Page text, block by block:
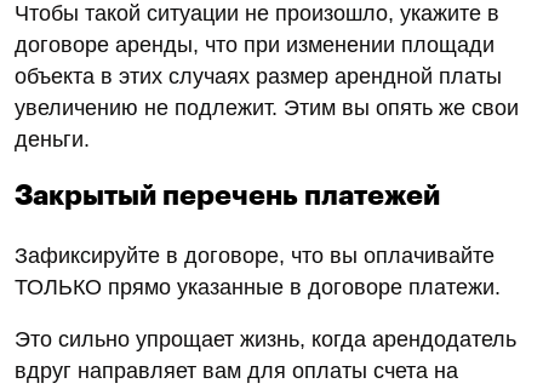
Чтобы такой ситуации не произошло, укажите в
договоре аренды, что при изменении площади
объекта в этих случаях размер арендной платы
увеличению не подлежит. Этим вы опять же свои
деньги.
Закрытый перечень платежей
Зафиксируйте в договоре, что вы оплачивайте
ТОЛЬКО прямо указанные в договоре платежи.
Это сильно упрощает жизнь, когда арендодатель
вдруг направляет вам для оплаты счета на